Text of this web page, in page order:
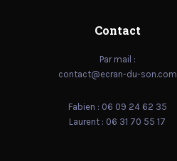
Contact
Par mail :
contact@ecran-du-son.com
Fabien : 06 09 24 62 35
Laurent : 06 31 70 55 17